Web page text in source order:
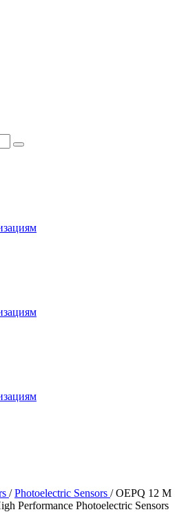
/Photoelectric Sensors /OEPQ 12 M
Performance Photoelectric Sensors